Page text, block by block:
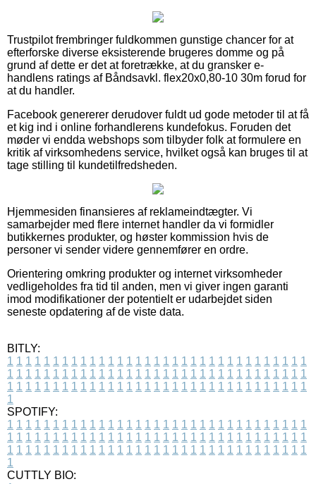
Trustpilot frembringer fuldkommen gunstige chancer for at
efterforske diverse eksisterende brugeres domme og på
grund af dette er det at foretrække, at du gransker e-
handlens ratings af Båndsavkl. flex20x0,80-10 30m forud for
at du handler.
Facebook genererer derudover fuldt ud gode metoder til at få
et kig ind i online forhandlerens kundefokus. Foruden det
møder vi endda webshops som tilbyder folk at formulere en
kritik af virksomhedens service, hvilket også kan bruges til at
tage stilling til kundetilfredsheden.
Hjemmesiden finansieres af reklameindtægter. Vi
samarbejder med flere internet handler da vi formidler
butikkernes produkter, og høster kommission hvis de
personer vi sender videre gennemfører en ordre.
Orientering omkring produkter og internet virksomheder
vedligeholdes fra tid til anden, men vi giver ingen garanti
imod modifikationer der potentielt er udarbejdet siden
seneste opdatering af de viste data.
BITLY:
1 1 1 1 1 1 1 1 1 1 1 1 1 1 1 1 1 1 1 1 1 1 1 1 1 1 1 1 1 1 1 1 1
1 1 1 1 1 1 1 1 1 1 1 1 1 1 1 1 1 1 1 1 1 1 1 1 1 1 1 1 1 1 1 1 1
1 1 1 1 1 1 1 1 1 1 1 1 1 1 1 1 1 1 1 1 1 1 1 1 1 1 1 1 1 1 1 1 1
1
SPOTIFY:
1 1 1 1 1 1 1 1 1 1 1 1 1 1 1 1 1 1 1 1 1 1 1 1 1 1 1 1 1 1 1 1 1
1 1 1 1 1 1 1 1 1 1 1 1 1 1 1 1 1 1 1 1 1 1 1 1 1 1 1 1 1 1 1 1 1
1 1 1 1 1 1 1 1 1 1 1 1 1 1 1 1 1 1 1 1 1 1 1 1 1 1 1 1 1 1 1 1 1
1
CUTTLY BIO: